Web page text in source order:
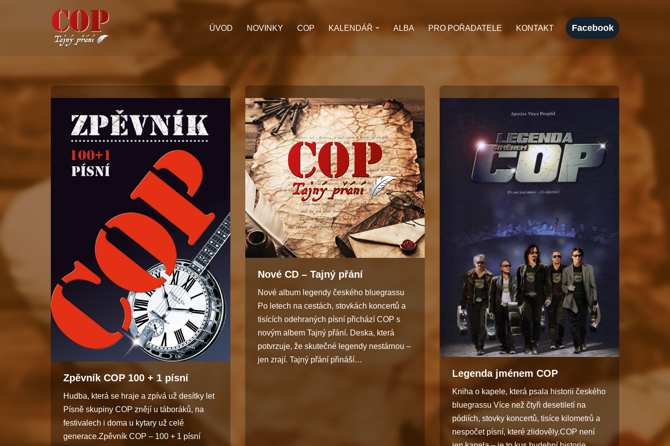
ÚVOD NOVINKY COP KALENDÁŘ ALBA PRO POŘADATELE KONTAKT Facebook
Zpěvník COP 100 + 1 písní
Hudba, která se hraje a zpívá už desítky let
Písně skupiny COP znějí u táboráků, na
festivalech i doma u kytary už celé
generace.Zpěvník COP – 100 + 1 písní
Nové CD – Tajný přání
Nové album legendy českého bluegrassu
Po letech na cestách, stovkách koncertů a
tisících odehraných písní přichází COP s
novým albem Tajný přání. Deska, která
potvrzuje, že skutečné legendy nestárnou –
jen zrají. Tajný přání přináší…
Legenda jménem COP
Kniha o kapele, která psala historii českého
bluegrassu Více než čtyři desetiletí na
pódiích, stovky koncertů, tisíce kilometrů a
nespočet písní, které zlidověly.COP není